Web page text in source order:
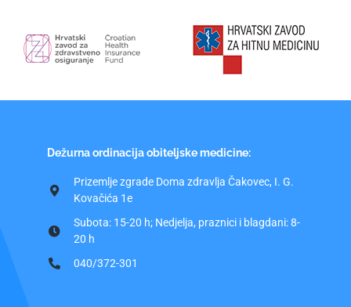
Dežurna ordinacija obiteljske medicine:
Prizemlje zgrade Doma zdravlja Čakovec, I. G.
Kovačića 1e
Subota: 15-20 h; Nedjelja, praznici i blagdani: 8-
20 h
040/372-301